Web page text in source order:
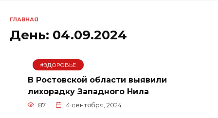
ГЛАВНАЯ
День: 04.09.2024
#ЗДОРОВЬЕ
В Ростовской области выявили
лихорадку Западного Нила
87 4 сентября, 2024